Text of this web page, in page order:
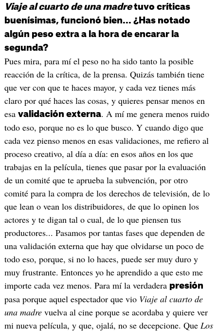
Viaje al cuarto de una madretuvo críticas
buenísimas, funcionó bien... ¿Has notado
algún peso extra a la hora de encarar la
segunda?
Pues mira, para mí el peso no ha sido tanto la posible
reacción de la crítica, de la prensa. Quizás también tiene
que ver con que te haces mayor, y cada vez tienes más
claro por qué haces las cosas, y quieres pensar menos en
esa validación externa. A mí me genera menos ruido
todo eso, porque no es lo que busco. Y cuando digo que
cada vez pienso menos en esas validaciones, me refiero al
proceso creativo, al día a día: en esos años en los que
trabajas en la película, tienes que pasar por la evaluación
de un comité que te aprueba la subvención, por otro
comité para la compra de los derechos de televisión, de lo
que lean o vean los distribuidores, de que lo opinen los
actores y te digan tal o cual, de lo que piensen tus
productores... Pasamos por tantas fases que dependen de
una validación externa que hay que olvidarse un poco de
todo eso, porque, si no lo haces, puede ser muy duro y
muy frustrante. Entonces yo he aprendido a que esto me
importe cada vez menos. Para mí la verdadera presión
pasa porque aquel espectador que vio Viaje al cuarto de
una madrevuelva al cine porque se acordaba y quiere ver
mi nueva película, y que, ojalá, no se decepcione. Que Los